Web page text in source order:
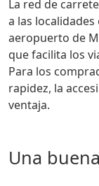
La red de
a las
aeropuerto de
que facilita los
Para los
rapidez, la
ventaja.
Una